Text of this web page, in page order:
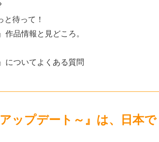
待って！
作品情報と見どころ。
についてよくある質問
ップデート～』は、日本で